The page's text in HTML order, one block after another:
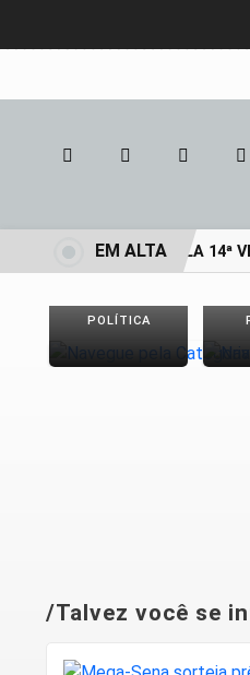
PRESO PELA 14ª
EM ALTA
POLÍTICA
/Talvez você se